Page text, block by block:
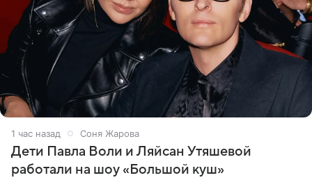
1 час назад Соня Жарова
Дети Павла Воли и Ляйсан Утяшевой
работали на шоу «Большой куш»